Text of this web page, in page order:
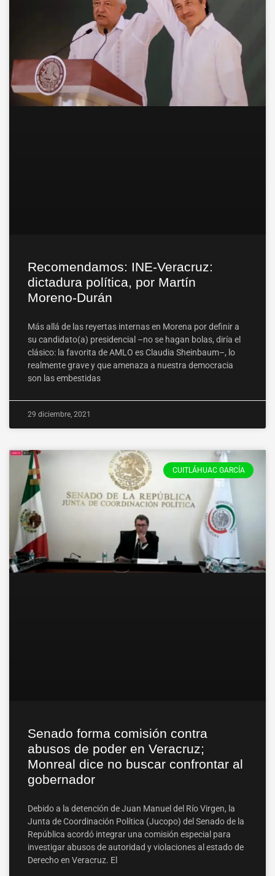
Recomendamos: INE-Veracruz:
dictadura política, por Martín
Moreno-Durán
Más allá de las reyertas internas en Morena por definir a
su candidato(a) presidencial –no se hagan bolas, diría el
clásico: la favorita de AMLO es Claudia Sheinbaum–, lo
realmente grave y que amenaza a nuestra democracia
son las embestidas
29 diciembre, 2021
CUITLÁHUAC GARCÍA
Senado forma comisión contra
abusos de poder en Veracruz;
Monreal dice no buscar confrontar al
gobernador
Debido a la detención de Juan Manuel del Río Virgen, la
Junta de Coordinación Política (Jucopo) del Senado de la
República acordó integrar una comisión especial para
investigar abusos de autoridad y violaciones al estado de
Derecho en Veracruz. El